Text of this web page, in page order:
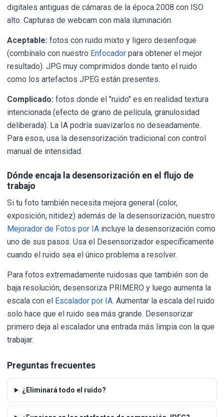
digitales antiguas de cámaras de la época 2008 con ISO
alto. Capturas de webcam con mala iluminación.
Aceptable: fotos con ruido mixto y ligero desenfoque
(combínalo con nuestro Enfocador para obtener el mejor
resultado). JPG muy comprimidos donde tanto el ruido
como los artefactos JPEG están presentes.
Complicado: fotos donde el "ruido" es en realidad textura
intencionada (efecto de grano de película, granulosidad
deliberada). La IA podría suavizarlos no deseadamente.
Para esos, usa la desensorización tradicional con control
manual de intensidad.
Dónde encaja la desensorización en el flujo de
trabajo
Si tu foto también necesita mejora general (color,
exposición, nitidez) además de la desensorización, nuestro
Mejorador de Fotos por IA incluye la desensorización como
uno de sus pasos. Usa el Desensorizador específicamente
cuando el ruido sea el único problema a resolver.
Para fotos extremadamente ruidosas que también son de
baja resolución, desensoriza PRIMERO y luego aumenta la
escala con el Escalador por IA. Aumentar la escala del ruido
solo hace que el ruido sea más grande. Desensorizar
primero deja al escalador una entrada más limpia con la que
trabajar.
Preguntas frecuentes
¿Eliminará todo el ruido?